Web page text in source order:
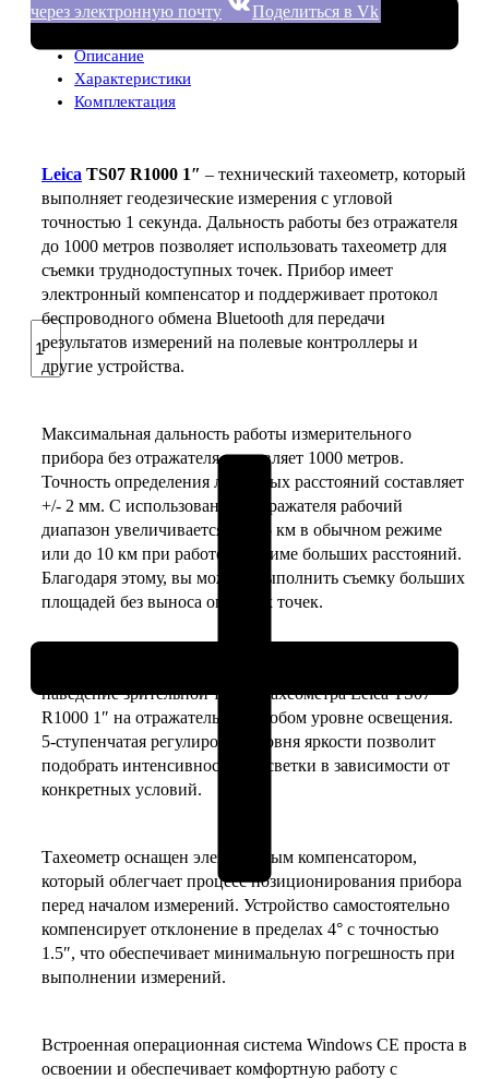
Количество
товара
Leica
1"
технический
тахеометр
через электронную почту
Поделиться в Vk
Описание
Характеристики
Комплектация
Leica TS07 R1000 1″ – технический тахеометр, который
выполняет геодезические измерения с угловой
точностью 1 секунда. Дальность работы без отражателя
до 1000 метров позволяет использовать тахеометр для
съемки труднодоступных точек. Прибор имеет
электронный компенсатор и поддерживает протокол
беспроводного обмена Bluetooth для передачи
результатов измерений на полевые контроллеры и
другие устройства.
Максимальная дальность работы измерительного
прибора без отражателя составляет 1000 метров.
Точность определения линейных расстояний составляет
+/- 2 мм. С использованием отражателя рабочий
диапазон увеличивается до 3,5 км в обычном режиме
или до 10 км при работе в режиме больших расстояний.
Благодаря этому, вы можете выполнить съемку больших
площадей без выноса опорных точек.
наведение зрительной трубы тахеометра Leica TS07
R1000 1″ на отражатель при любом уровне освещения.
5-ступенчатая регулировка уровня яркости позволит
подобрать интенсивность подсветки в зависимости от
конкретных условий.
Тахеометр оснащен электронным компенсатором,
который облегчает процесс позиционирования прибора
перед началом измерений. Устройство самостоятельно
компенсирует отклонение в пределах 4° с точностью
1.5″, что обеспечивает минимальную погрешность при
выполнении измерений.
Встроенная операционная система Windows CE проста в
освоении и обеспечивает комфортную работу с